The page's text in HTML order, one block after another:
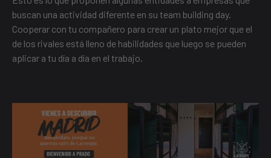
buscan una actividad diferente en su team building day.
Cooperar con tu compañero para crear un plato mejor que el
de los rivales está lleno de habilidades que luego se pueden
aplicar a tu día a día en el trabajo.